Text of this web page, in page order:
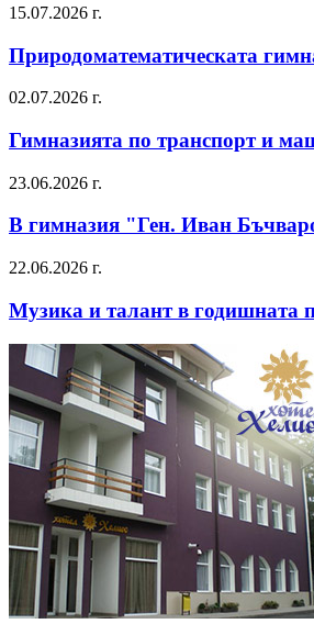
15.07.2026 г.
Природоматематическата
02.07.2026 г.
Гимназията по транспорт и
23.06.2026 г.
В гимназия "Ген. Иван
22.06.2026 г.
Музика и талант в годишната